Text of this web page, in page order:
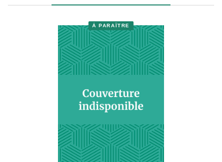
À PARAÎTRE